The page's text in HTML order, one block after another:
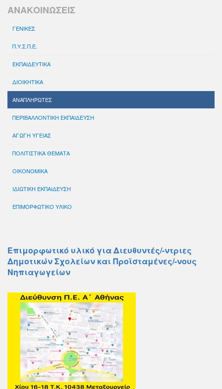
ΑΝΑΚΟΙΝΩΣΕΙΣ
ΓΕΝΙΚΕΣ
Π.Υ.Σ.Π.Ε.
ΕΚΠΑΙΔΕΥΤΙΚΑ
ΔΙΟΙΚΗΤΙΚΑ
ΑΝΑΠΛΗΡΩΤΕΣ
ΠΕΡΙΒΑΛΛΟΝΤΙΚΗ ΕΚΠΑΙΔΕΥΣΗ
ΑΓΩΓΗ ΥΓΕΙΑΣ
ΠΟΛΙΤΙΣΤΙΚΑ ΘΕΜΑΤΑ
ΟΙΚΟΝΟΜΙΚΑ
ΙΔΙΩΤΙΚΗ ΕΚΠΑΙΔΕΥΣΗ
ΕΠΙΜΟΡΦΩΤΙΚΟ ΥΛΙΚΟ
Επιμορφωτικό υλικό για Διευθυντές/-ντριες
Δημοτικών Σχολείων και Προϊσταμένες/-νους
Νηπιαγωγείων